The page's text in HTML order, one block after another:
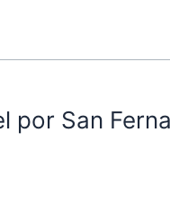
San